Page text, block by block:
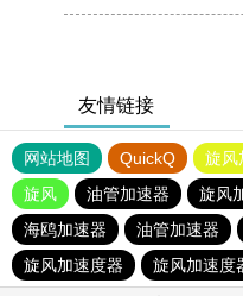
友情链接
网站地图 QuickQ 旋风
旋风
油管加速器 旋风
海鸥加速器
油管加速器
旋风加速度器
旋风加速度